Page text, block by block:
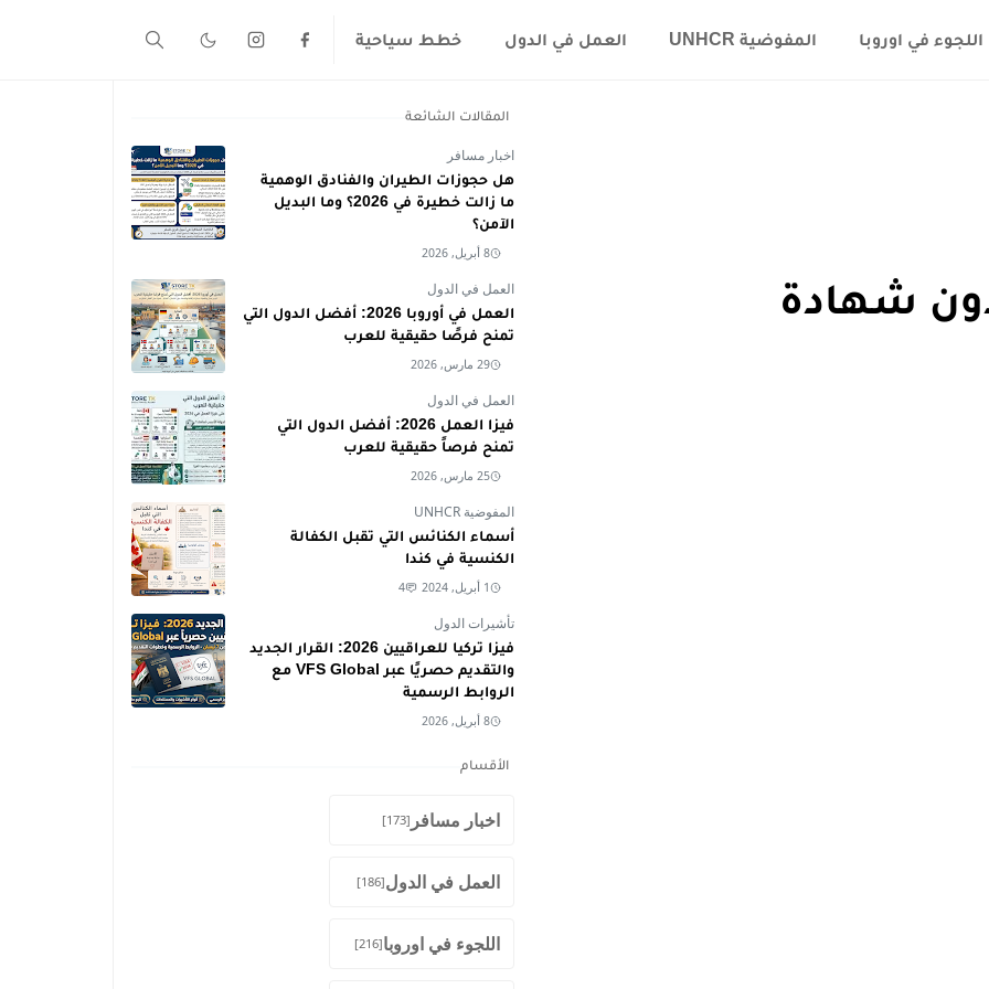
اللجوء في اوروبا المفوضية UNHCR العمل في الدول خطط سياحية
شهادة
المقالات الشائعة
اخبار مسافر
هل حجوزات الطيران والفنادق الوهمية
ما زالت خطيرة في 2026؟ وما البديل
الآمن؟
8 أبريل, 2026
العمل في الدول
العمل في أوروبا 2026: أفضل الدول التي
تمنح فرصًا حقيقية للعرب
29 مارس, 2026
العمل في الدول
فيزا العمل 2026: أفضل الدول التي
تمنح فرصاً حقيقية للعرب
25 مارس, 2026
المفوضية UNHCR
أسماء الكنائس التي تقبل الكفالة
الكنسية في كندا
1 أبريل, 2024 4
تأشيرات الدول
فيزا تركيا للعراقيين 2026: القرار الجديد
والتقديم حصريًا عبر VFS Global مع
الروابط الرسمية
8 أبريل, 2026
الأقسام
اخبار مسافر [173]
العمل في الدول[186]
اللجوء في اوروبا[216]